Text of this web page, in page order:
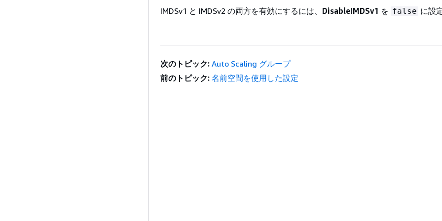
IMDSv1 と IMDSv2 の両方を有効にするには、 DisableIMDSv1 を false に設
次のトピック: Auto Scaling グループ
前のトピック: 名前空間を使用した設定